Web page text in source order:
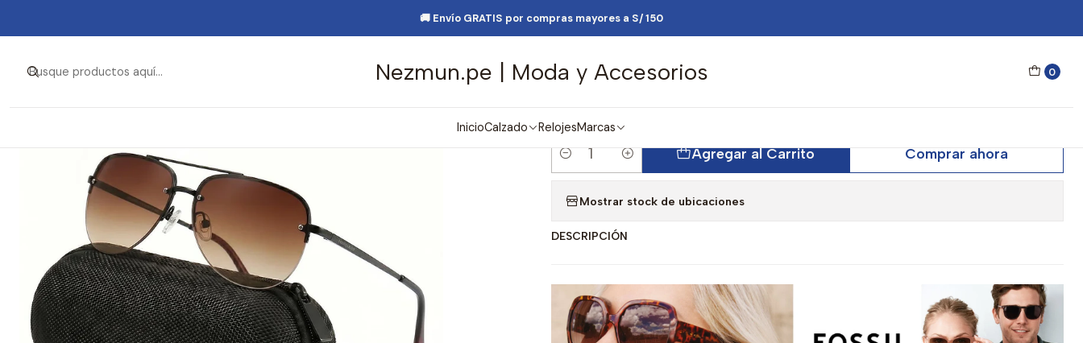
Nezmun.pe | Moda y Accesorios 0
InicioCalzado RelojesMarcas
🚚 Envío GRATIS por compras mayores a S/ 150
Lentes y Accesorios Lentes de Sol Lentes de Sol Fossil Outlook 66353539 Marron Unisex - Talla 60mm
|
Lentes de Sol Fossil Outlook 66353539
Marron Unisex - Talla 60mm
Cantidad
Agregar al Carrito Comprar ahora
Mostrar stock de ubicaciones
DESCRIPCIÓN